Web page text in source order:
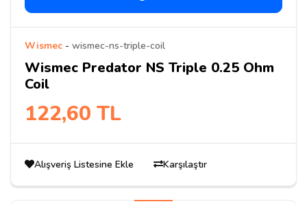
Wismec - wismec-ns-triple-coil
Wismec Predator NS Triple 0.25 Ohm
Coil
122,60 TL
Alışveriş Listesine Ekle Karşılaştır